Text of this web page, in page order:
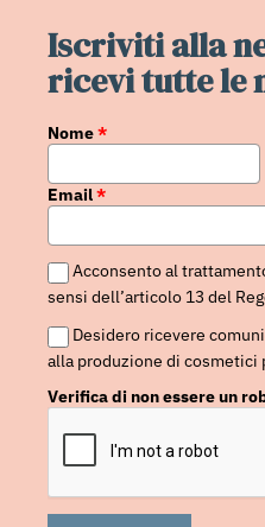
Iscriviti alla
ricevi tutte le
Nome*
Email*
Acconsento al
sensi dell’articolo 13 del
Desidero ricevere
alla produzione di cosmetici
Verifica di non essere un